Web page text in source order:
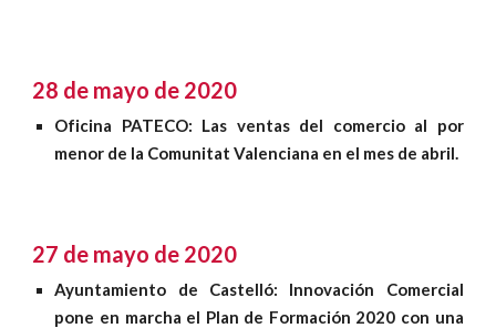
28 de mayo de 2020
Oficina PATECO: Las ventas del comercio al por
menor de la Comunitat Valenciana en el mes de abril.
27 de mayo de 2020
Ayuntamiento de Castelló: Innovación Comercial
pone en marcha el Plan de Formación 2020 con una